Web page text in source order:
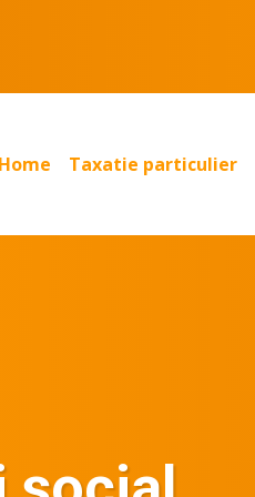
Home Taxatie particulier